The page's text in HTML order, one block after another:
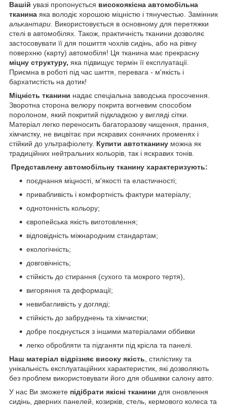
Вашій увазі пропонується високоякісна автомобільна
тканина яка володіє хорошою міцністю і тянучестью. Замінник
алькантари. Використовується в основному для перетяжки
стелі в автомобілях. Також, практичність тканини дозволяє
застосовувати її для пошиття чохлів сидінь, або на рівну
поверхню (карту) автомобіля! Ця тканина має прекрасну
міцну структуру, яка підвищує термін її експлуатації.
Приємна в роботі під час шиття, перевага - м'якість і
бархатистість на дотик!
Міцність тканини надає спеціальна заводська просочення.
Зворотна сторона велюру покрита вогневим способом
поролоном, який покритий підкладкою у вигляді сітки.
Матеріал легко переносить багаторазову чищення, прання,
хімчистку, не вицвітає при яскравих сонячних променях і
стійкий до ультрафіолету. Купити автотканину можна як
традиційних нейтральних кольорів, так і яскравих тонів.
Представлену автомобільну тканину характеризують:
поєднання міцності, м'якості та еластичності;
привабливість і комфортність фактури матеріалу;
однотонність кольору;
європейська якість виготовлення;
відповідність міжнародним стандартам;
екологічність;
довговічність;
стійкість до стирання (сухого та мокрого тертя),
вигоряння та деформації;
невибагливість у догляді;
стійкість до забруднень та хімчистки;
добре поєднується з іншими матеріалами оббивки
легко обробляти та підганяти під крісла та панелі.
Наш матеріал відрізняє високу якість, стилістику та
унікальність експлуатаційних характеристик, які дозволяють
без проблем використовувати його для обшивки салону авто.
У нас Ви зможете підібрати якісні тканини для оновлення
сидінь, дверних панелей, козирків, стель, кермового колеса та